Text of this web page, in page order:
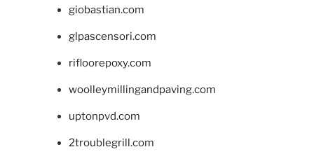
giobastian.com
glpascensori.com
rifloorepoxy.com
woolleymillingandpaving.com
uptonpvd.com
2troublegrill.com